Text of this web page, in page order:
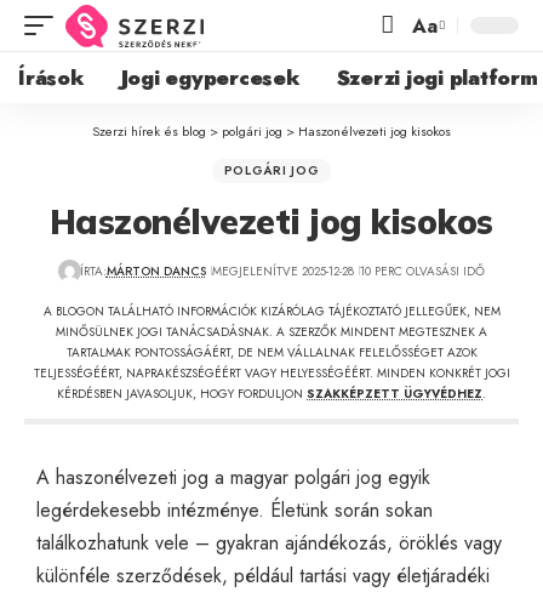
Aa
Írások Jogi egypercesek Szerzi jogi platform
Szerzi hírek és blog > polgári jog > Haszonélvezeti jog kisokos
POLGÁRI JOG
Haszonélvezeti jog kisokos
ÍRTA:MÁRTON DANCS MEGJELENÍTVE 2025-12-28 10 PERC OLVASÁSI IDŐ
A BLOGON TALÁLHATÓ INFORMÁCIÓK KIZÁRÓLAG TÁJÉKOZTATÓ JELLEGŰEK, NEM
MINŐSÜLNEK JOGI TANÁCSADÁSNAK. A SZERZŐK MINDENT MEGTESZNEK A
TARTALMAK PONTOSSÁGÁÉRT, DE NEM VÁLLALNAK FELELŐSSÉGET AZOK
TELJESSÉGÉÉRT, NAPRAKÉSZSÉGÉÉRT VAGY HELYESSÉGÉÉRT. MINDEN KONKRÉT JOGI
KÉRDÉSBEN JAVASOLJUK, HOGY FORDULJON SZAKKÉPZETT ÜGYVÉDHEZ.
A haszonélvezeti jog a magyar polgári jog egyik
legérdekesebb intézménye. Életünk során sokan
találkozhatunk vele – gyakran ajándékozás, öröklés vagy
különféle szerződések, például tartási vagy életjáradéki